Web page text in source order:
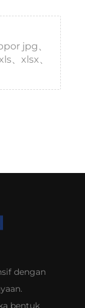
jpg、
、xlsx、
dengan
bentuk